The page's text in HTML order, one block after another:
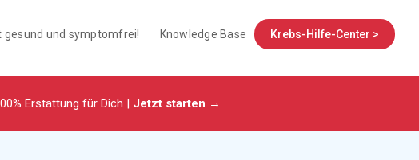
gesund und symptomfrei! Knowledge Base Krebs-Hilfe-Center >
Erstattung für Dich | Jetzt starten →